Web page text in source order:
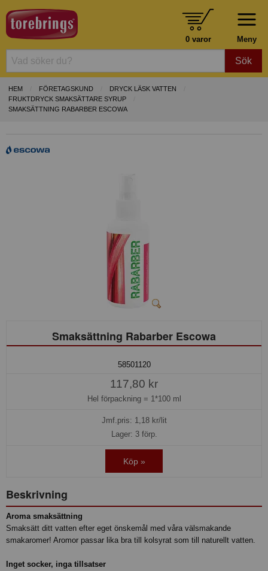
Meny
0 varor
Sök
HEM FÖRETAGSKUND
DRYCK LÄSK VATTEN
FRUKTDRYCK SMAKSÄTTARE SYRUP
SMAKSÄTTNING RABARBER ESCOWA
Smaksättning Rabarber Escowa
58501120
117,80 kr
Hel förpackning = 1*100 ml
Jmf.pris: 1,18kr/lit
Lager: 3 förp.
Köp »
Beskrivning
Aroma smaksättning
Smaksätt ditt vatten efter eget önskemål med våra välsmakande
smakaromer! Aromor passar lika bra till kolsyrat som till naturellt vatten.
Inget socker, inga tillsatser